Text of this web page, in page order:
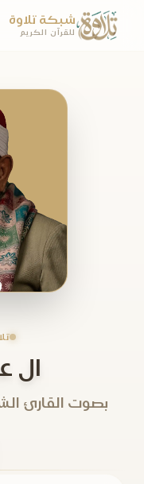
شبكة تلاوة
للقرآن الكريم
ال
بصوت القارئ